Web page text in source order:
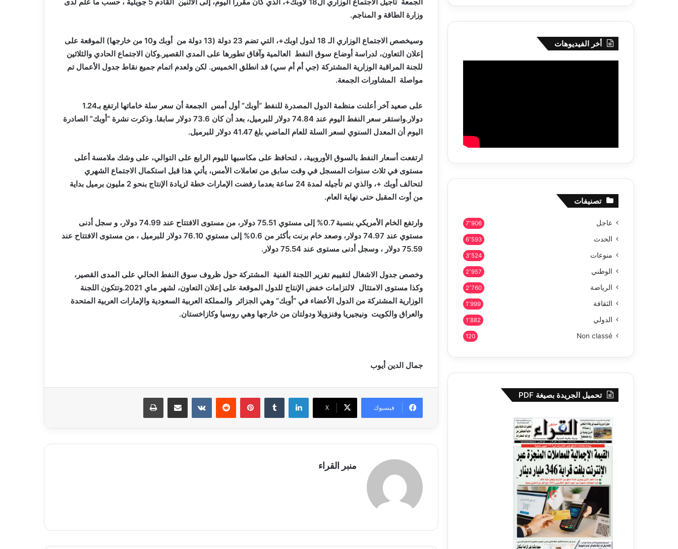
وزارة الطاقة و المناجم.
وسيخصص الاجتماع الوزاري الـ 18 لدول اوبك+، التي تضم 23 دولة (13 دولة من أوبك و10 من خارجها) الموقعة على
إعلان التعاون، لدراسة أوضاع سوق النفط العالمية وآفاق تطورها على المدى القصير.وكان الاجتماع الحادي والثلاثين
للجنة المراقبة الوزارية المشتركة (جي أم أم سي) قد انطلق الخميس. لكن ولعدم اتمام جميع نقاط جدول الأعمال تم
مواصلة المشاورات الجمعة.
على صعيد آخر أعلنت منظمة الدول المصدرة للنفط “أوبك” أول أمس
الجمعة أن سعر سلة خاماتها ارتفع بـ1.24
دولار.واستقر سعر النفط اليوم عند 74.84 دولار للبرميل، بعد أن كان 73.6 دولار سابقا. وذكرت نشرة “أوبك” الصادرة
اليوم أن المعدل السنوي لسعر السلة للعام الماضي بلغ 41.47 دولار للبرميل.
ارتفعت أسعار النفط بالسوق الأوروبية، ، لتحافظ على مكاسبها لليوم الرابع على التوالي، على وشك ملامسة أعلى
مستوى في ثلاث سنوات المسجل في وقت سابق من تعاملات الأمس، يأتي هذا قبل استكمال الاجتماع الشهري
لتحالف أوبك +، والذي تم تأجيله لمدة 24 ساعة بعدما رفضت الإمارات خطة لزيادة الإنتاج بنحو 2 مليون برميل بداية
من أوت المقبل حتى نهاية العام.
وارتفع الخام الأمريكي بنسبة 0.7% إلى مستوي 75.51 دولار، من مستوى الافتتاح عند 74.99 دولار، و سجل أدنى
مستوي عند 74.97 دولار، وصعد خام برنت بأكثر من 0.6% إلى مستوي 76.10 دولار للبرميل ، من مستوى الافتتاح عند
75.59 دولار ، وسجل أدنى مستوى عند 75.54 دولار.
وخصص جدول الاشغال لتقييم تقرير اللجنة الفنية المشتركة حول ظروف سوق النفط الحالي على المدى القصير،
وكذا مستوى الامتثال لالتزامات خفض الإنتاج للدول الموقعة على إعلان التعاون، لشهر ماي 2021.وتتكون اللجنة
الوزارية المشتركة من الدول الأعضاء في “أوبك” وهي الجزائر والمملكة العربية السعودية والإمارات العربية المتحدة
والعراق والكويت ونيجيريا وفنزويلا ودولتان من خارجها وهي روسيا وكازاخستان.
جمال الدين أيوب
فيسبوك X
لينكدإن بينتيريست مشاركة عبر البريد
منبر القراء
أخر الفيديوهات
تصنيفات
عاجل 7٬906
الحدث 6٬593
منوعات 3٬524
الوطني 2٬957
الرياضة 2٬760
الثقافة 1٬999
الدولي 1٬882
Non classé
120
تحميل الجريدة بصيغة PDF